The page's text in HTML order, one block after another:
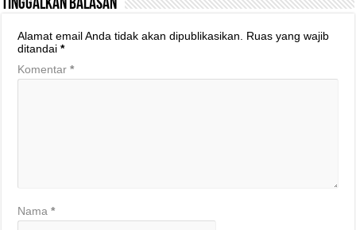
Tinggalkan Balasan
Alamat email Anda tidak akan dipublikasikan. Ruas yang wajib
ditandai*
Komentar*
Nama*